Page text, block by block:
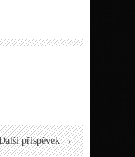
příspěvek →